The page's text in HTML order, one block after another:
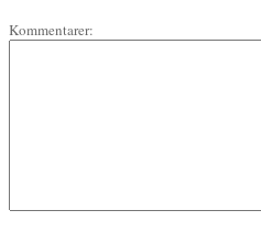
Kommentarer: